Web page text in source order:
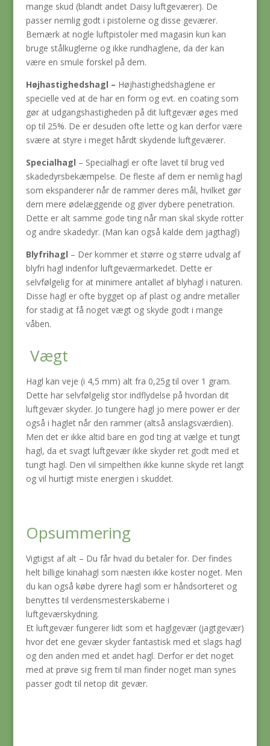
mange skud (blandt andet Daisy luftgeværer). De
passer nemlig godt i pistolerne og disse geværer.
Bemærk at nogle luftpistoler med magasin kun kan
bruge stålkuglerne og ikke rundhaglene, da der kan
være en smule forskel på dem.
Højhastighedshagl – Højhastighedshaglene er
specielle ved at de har en form og evt. en coating som
gør at udgangshastigheden på dit luftgevær øges med
op til 25%. De er desuden ofte lette og kan derfor være
svære at styre i meget hårdt skydende luftgeværer.
Specialhagl – Specialhagl er ofte lavet til brug ved
skadedyrsbekæmpelse. De fleste af dem er nemlig hagl
som ekspanderer når de rammer deres mål, hvilket gør
dem mere ødelæggende og giver dybere penetration.
Dette er alt samme gode ting når man skal skyde rotter
og andre skadedyr. (Man kan også kalde dem jagthagl)
Blyfrihagl – Der kommer et større og større udvalg af
blyfri hagl indenfor luftgeværmarkedet. Dette er
selvfølgelig for at minimere antallet af blyhagl i naturen.
Disse hagl er ofte bygget op af plast og andre metaller
for stadig at få noget vægt og skyde godt i mange
våben.
Vægt
Hagl kan veje (i 4,5 mm) alt fra 0,25g til over 1 gram.
Dette har selvfølgelig stor indflydelse på hvordan dit
luftgevær skyder. Jo tungere hagl jo mere power er der
også i haglet når den rammer (altså anslagsværdien).
Men det er ikke altid bare en god ting at vælge et tungt
hagl, da et svagt luftgevær ikke skyder ret godt med et
tungt hagl. Den vil simpelthen ikke kunne skyde ret langt
og vil hurtigt miste energien i skuddet.
Opsummering
Vigtigst af alt – Du får hvad du betaler for. Der findes
helt billige kinahagl som næsten ikke koster noget. Men
du kan også købe dyrere hagl som er håndsorteret og
benyttes til verdensmesterskaberne i
luftgeværskydning.
Et luftgevær fungerer lidt som et haglgevær (jagtgevær)
hvor det ene gevær skyder fantastisk med et slags hagl
og den anden med et andet hagl. Derfor er det noget
med at prøve sig frem til man finder noget man synes
passer godt til netop dit gevær.